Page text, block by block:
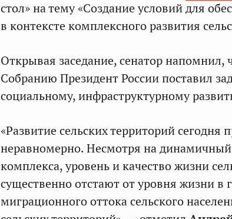
стол» на тему «Создание условий для
в контексте комплексного развития
Открывая заседание, сенатор
Собранию Президент России поставил
социальному, инфраструктурному
«Развитие сельских территорий сегодня
неравномерно. Несмотря на
комплекса, уровень и качество жизни
существенно отстают от уровня жизни в
миграционного оттока сельского